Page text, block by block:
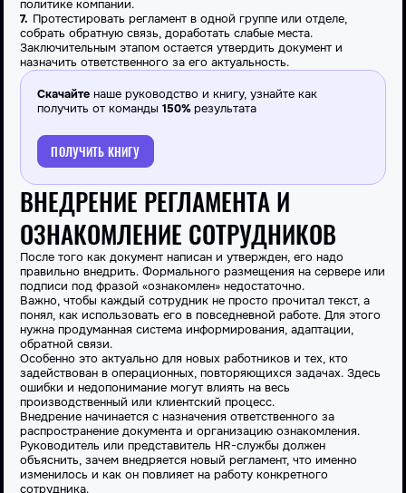
политике компании.
Протестироватьрегламент в одной группе или отделе,
собрать обратную связь, доработать слабые места.
Заключительным этапом остается утвердить документ и
назначить ответственного за его актуальность.
Скачайте наше руководство и книгу, узнайте как
получить от команды 150%результата
ПОЛУЧИТЬ КНИГУ
ВНЕДРЕНИЕ РЕГЛАМЕНТА И
ОЗНАКОМЛЕНИЕ СОТРУДНИКОВ
После того как документ написан и утвержден, его надо
правильно внедрить. Формального размещения на сервере или
подписи под фразой «ознакомлен» недостаточно.
Важно, чтобы каждый сотрудник не просто прочитал текст, а
понял, как использовать его в повседневной работе. Для этого
нужна продуманная система информирования, адаптации,
обратной связи.
Особенно это актуально для новых работников и тех, кто
задействован в операционных, повторяющихся задачах. Здесь
ошибки и недопонимание могут влиять на весь
производственный или клиентский процесс.
Внедрение начинается с назначения ответственного за
распространение документа и организацию ознакомления.
Руководитель или представитель HR-службы должен
объяснить, зачем внедряется новый регламент, что именно
изменилось и как он повлияет на работу конкретного
сотрудника.